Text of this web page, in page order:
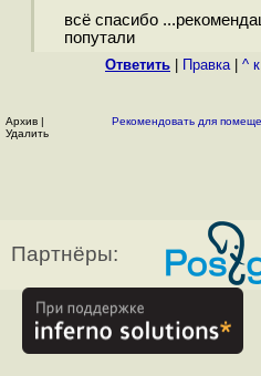
всё спасибо
попутали
Ответить Правка| ^
Архив |
Удалить
Рекомендовать для
Партнёры: